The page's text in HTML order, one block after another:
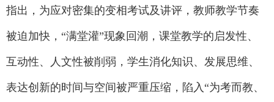
指出，为应对密集的变相考试及讲评，教师教学节奏
被迫加快，“满堂灌”现象回潮，课堂教学的启发性、
互动性、人文性被削弱，学生消化知识、发展思维、
表达创新的时间与空间被严重压缩，陷入“为考而教、